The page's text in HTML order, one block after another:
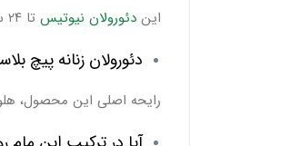
این دئورولان نیوتیستا ۲۴ ساعت ماندگاری دارد.
دئورولان زنانه پیچ
رایحه اصلی این محصول،